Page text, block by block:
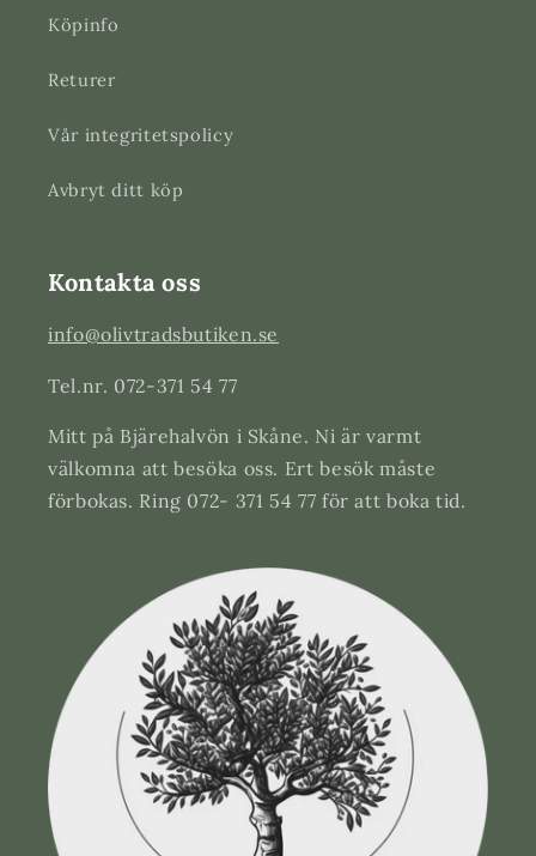
Köpinfo
Returer
Vår integritetspolicy
Avbryt ditt köp
Kontakta oss
info@olivtradsbutiken.se
Tel.nr. 072-371 54 77
Mitt på Bjärehalvön i Skåne. Ni är varmt
välkomna att besöka oss. Ert besök måste
förbokas. Ring 072- 371 54 77 för att boka tid.